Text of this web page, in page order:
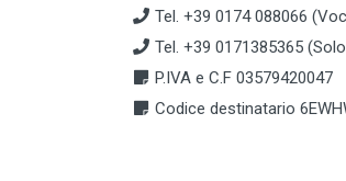
Tel. +39 0174 088066
Tel. +39 0171385365
P.IVA e C.F 03579420047
Codice destinatario